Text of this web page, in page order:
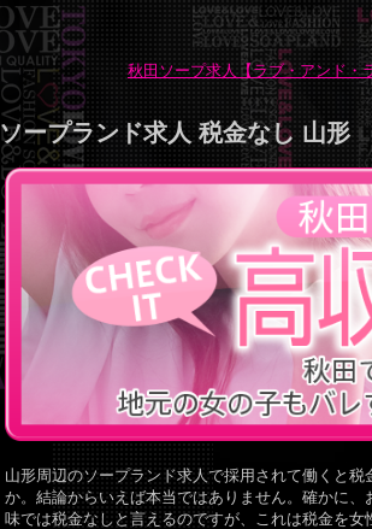
秋田ソープ求人【ラブ・アンド・
ソープランド求人 税金なし 山形
山形周辺のソープランド求人で採用されて働くと
か。結論からいえば本当ではありません。確かに
味では税金なしと言えるのですが、これは税金を